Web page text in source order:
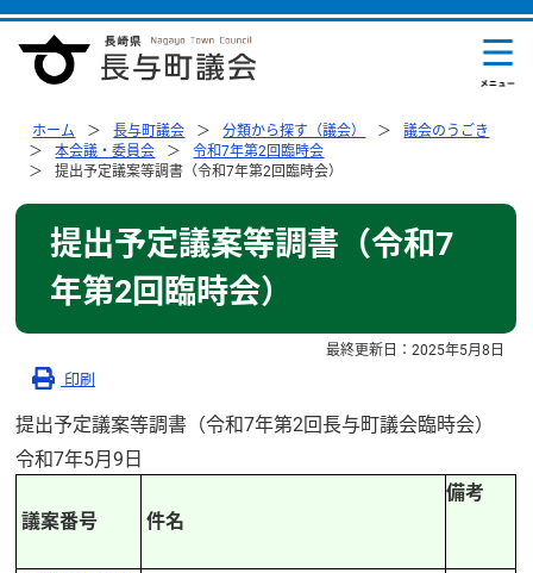
ホーム 長与町議会 分類から探す（議会）
議会のうごき
本会議・委員会
令和7年第2回臨時会
提出予定議案等調書（令和7年第2回臨時会）
提出予定議案等調書（令和7
年第2回臨時会）
最終更新日：2025年5月8日
印刷
提出予定議案等調書（令和7年第2回長与町議会臨時会）
令和7年5月9日
議案番号 件名
備考